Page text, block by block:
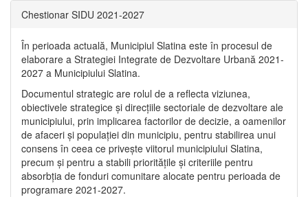
Chestionar SIDU 2021-2027
În perioada actuală, Municipiul Slatina este în procesul de
elaborare a Strategiei Integrate de Dezvoltare Urbană 2021‐
2027 a Municipiului Slatina.
Documentul strategic are rolul de a reflecta viziunea,
obiectivele strategice și direcțiile sectoriale de dezvoltare ale
municipiului, prin implicarea factorilor de decizie, a oamenilor
de afaceri și populației din municipiu, pentru stabilirea unui
consens în ceea ce privește viitorul municipiului Slatina,
precum și pentru a stabili prioritățile și criteriile pentru
absorbția de fonduri comunitare alocate pentru perioada de
programare 2021-2027.